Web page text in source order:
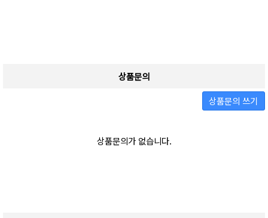
상품문의
상품문의 쓰기
상품문의가 없습니다.